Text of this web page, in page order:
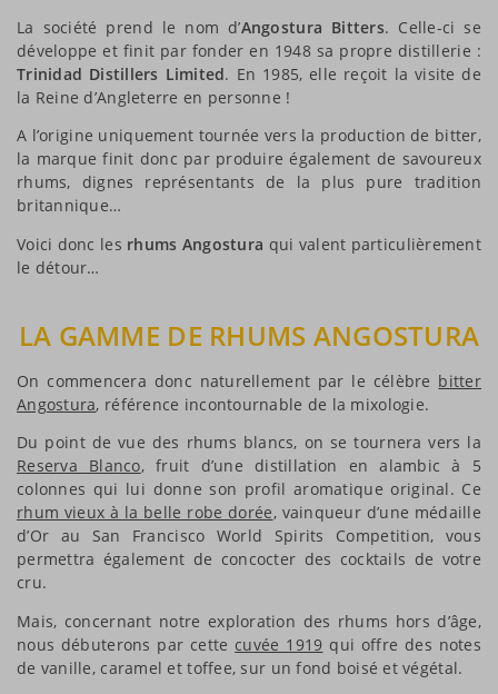
La société prend le nom d’Angostura Bitters. Celle-ci se
développe et finit par fonder en 1948 sa propre distillerie :
Trinidad Distillers Limited. En 1985, elle reçoit la visite de
la Reine d’Angleterre en personne !
A l’origine uniquement tournée vers la production de bitter,
la marque finit donc par produire également de savoureux
rhums, dignes représentants de la plus pure tradition
britannique…
Voici donc les rhums Angostura qui valent particulièrement
le détour…
LA GAMME DE RHUMS ANGOSTURA
On commencera donc naturellement par le célèbre bitter
Angostura, référence incontournable de la mixologie.
Du point de vue des rhums blancs, on se tournera vers la
Reserva Blanco, fruit d’une distillation en alambic à 5
colonnes qui lui donne son profil aromatique original. Ce
rhum vieux à la belle robe dorée, vainqueur d’une médaille
d’Or au San Francisco World Spirits Competition, vous
permettra également de concocter des cocktails de votre
cru.
Mais, concernant notre exploration des rhums hors d’âge,
nous débuterons par cette cuvée 1919 qui offre des notes
de vanille, caramel et toffee, sur un fond boisé et végétal.